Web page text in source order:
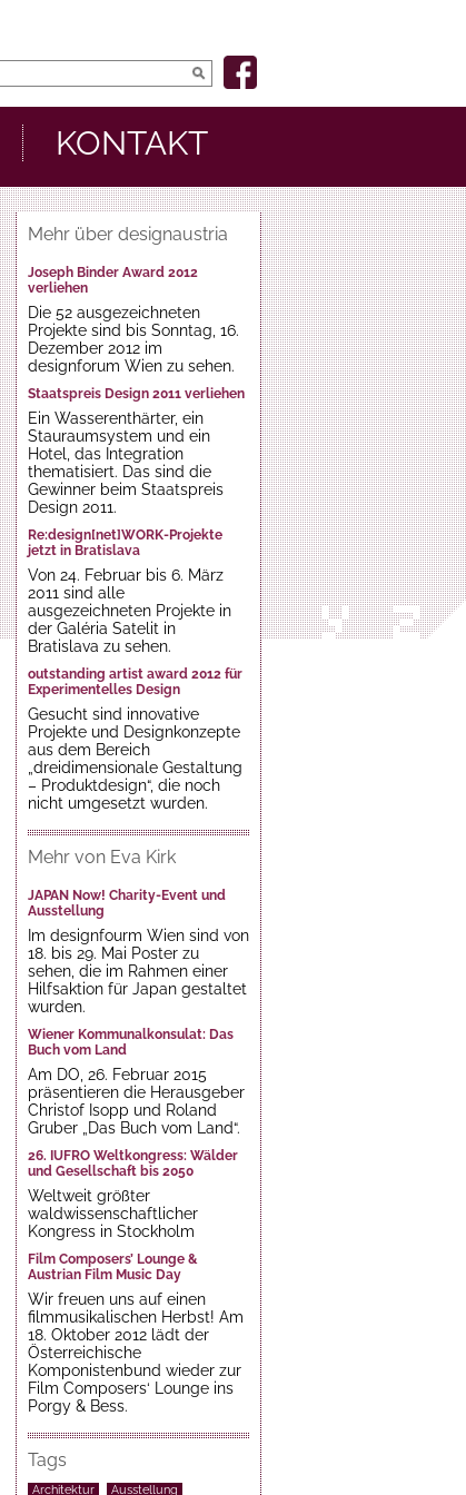
KONTAKT
Mehr über designaustria
Joseph Binder Award 2012
verliehen
Die 52 ausgezeichneten
Projekte sind bis Sonntag, 16.
Dezember 2012 im
designforum Wien zu sehen.
Staatspreis Design 2011 verliehen
Ein Wasserenthärter, ein
Stauraumsystem und ein
Hotel, das Integration
thematisiert. Das sind die
Gewinner beim Staatspreis
Design 2011.
Re:design[net]WORK-Projekte
jetzt in Bratislava
Von 24. Februar bis 6. März
2011 sind alle
ausgezeichneten Projekte in
der Galéria Satelit in
Bratislava zu sehen.
outstanding artist award 2012 für
Experimentelles Design
Gesucht sind innovative
Projekte und Designkonzepte
aus dem Bereich
„dreidimensionale Gestaltung
– Produktdesign“, die noch
nicht umgesetzt wurden.
Mehr von Eva Kirk
JAPAN Now! Charity-Event und
Ausstellung
Im designfourm Wien sind von
18. bis 29. Mai Poster zu
sehen, die im Rahmen einer
Hilfsaktion für Japan gestaltet
wurden.
Wiener Kommunalkonsulat: Das
Buch vom Land
Am DO, 26. Februar 2015
präsentieren die Herausgeber
Christof Isopp und Roland
Gruber „Das Buch vom Land“.
26. IUFRO Weltkongress: Wälder
und Gesellschaft bis 2050
Weltweit größter
waldwissenschaftlicher
Kongress in Stockholm
Film Composers’ Lounge &
Austrian Film Music Day
Wir freuen uns auf einen
filmmusikalischen Herbst! Am
18. Oktober 2012 lädt der
Österreichische
Komponistenbund wieder zur
Film Composers‘ Lounge ins
Porgy & Bess.
Tags
Architektur Ausstellung